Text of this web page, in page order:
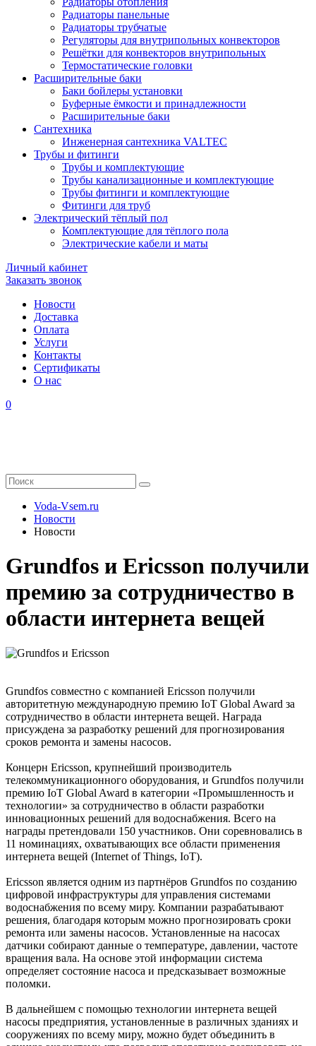
Радиаторы панельные
Радиаторы трубчатые
Регуляторы для внутрипольных конвекторов
Решётки для конвекторов внутрипольных
Термостатические головки
Расширительные баки
Баки бойлеры установки
Буферные ёмкости и принадлежности
Расширительные баки
Сантехника
Инженерная сантехника VALTEC
Трубы и фитинги
Трубы и комплектующие
Трубы канализационные и комплектующие
Трубы фитинги и комплектующие
Фитинги для труб
Электрический тёплый пол
Комплектующие для тёплого пола
Электрические кабели и маты
Личный кабинет
Заказать звонок
Новости
Доставка
Оплата
Услуги
Контакты
Cертификаты
О нас
0
Voda-Vsem.ru
Новости
Новости
Grundfos и Ericsson получили
премию за сотрудничество в
области интернета вещей
Grundfos совместно с компанией Ericsson получили
авторитетную международную премию IoT Global Award за
сотрудничество в области интернета вещей. Награда
присуждена за разработку решений для прогнозирования
сроков ремонта и замены насосов.
Концерн Ericsson, крупнейший производитель
телекоммуникационного оборудования, и Grundfos получили
премию IoT Global Award в категории «Промышленность и
технологии» за сотрудничество в области разработки
инновационных решений для водоснабжения. Всего на
награды претендовали 150 участников. Они соревновались в
11 номинациях, охватывающих все области применения
интернета вещей (Internet of Things, IoT).
Ericsson является одним из партнёров Grundfos по созданию
цифровой инфраструктуры для управления системами
водоснабжения по всему миру. Компании разрабатывают
решения, благодаря которым можно прогнозировать сроки
ремонта или замены насосов. Установленные на насосах
датчики собирают данные о температуре, давлении, частоте
вращения вала. На основе этой информации система
определяет состояние насоса и предсказывает возможные
поломки.
В дальнейшем с помощью технологии интернета вещей
насосы предприятия, установленные в различных зданиях и
сооружениях по всему миру, можно будет объединить в